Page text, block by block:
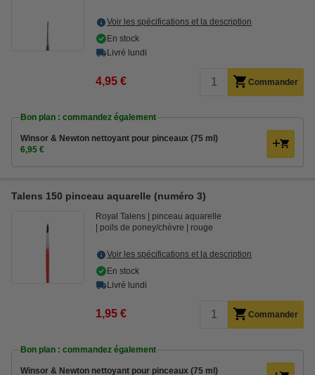
Voir les spécifications et la description
En stock
Livré lundi
4,95 € Commander
Bon plan : commandez également
Winsor & Newton nettoyant pour pinceaux (75 ml)
6,95 €
Talens 150 pinceau aquarelle (numéro 3)
Royal Talens
pinceau aquarelle
poils de poney/chèvre
rouge
Voir les spécifications et la description
En stock
Livré lundi
1,95 € Commander
Bon plan : commandez également
Winsor & Newton nettoyant pour pinceaux (75 ml)